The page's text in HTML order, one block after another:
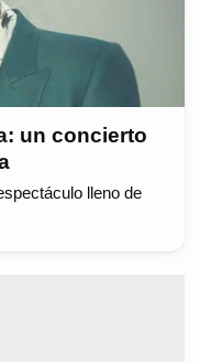
un concierto
lleno de